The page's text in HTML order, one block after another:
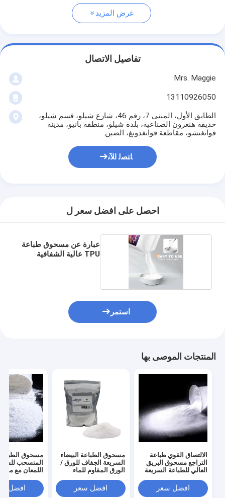
عرض المزيد
تفاصيل الاتصال
Mrs. Maggie
13110926050
الطابق الأول، المبنى 7، رقم 46، شارع شيلو، قسم شيلو،
حديقة هنغرون الصناعية، بلدة شيلو، منطقة بانيو، مدينة
قوانغتشو، مقاطعة قوانغدونغ، الصين.
ﺎﺘﺼﻟ ﺍﻶﻧ
احصل على افضل سعر ل
عبارة عن مسحوق طباعة
TPU عالية الشفافية
استمر
المنتجات الموصى بها
الالتصاق القوي طباعة
التراجع مسحوق البريق
العالي للطباعة السريعة
افضل سعر
مسحوق الطباعة البيضاء
السريعة الجفاف للورق /
الورق المقاوم للماء
افضل سعر
مسحوق
المنسحب
اللمعان مع
افضل